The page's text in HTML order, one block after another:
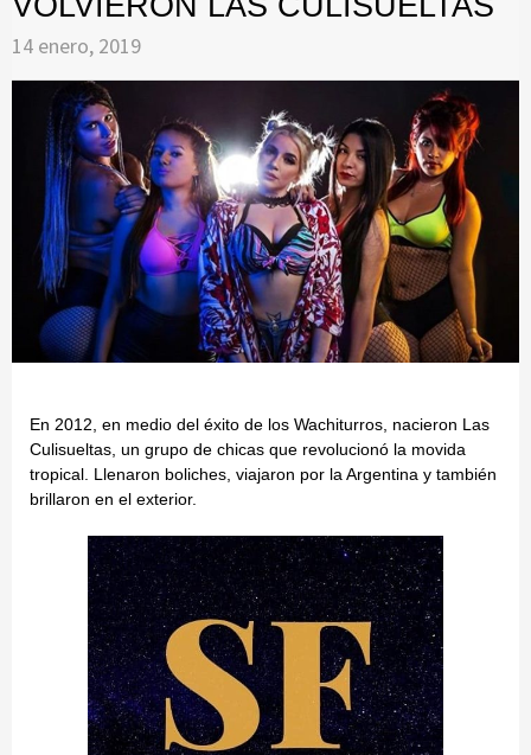
14 enero, 2019
En 2012, en medio del éxito de los Wachiturros, nacieron Las
Culisueltas, un grupo de chicas que revolucionó la movida
tropical. Llenaron boliches, viajaron por la Argentina y también
brillaron en el exterior.